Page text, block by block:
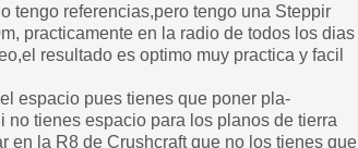
tengo referencias,pero tengo una Steppir
practicamente en la radio de todos los dias
resultado es optimo muy practica y facil
espacio pues tienes que poner pla-
no tienes espacio para los planos de tierra
en la R8 de Crushcraft que no los tienes que